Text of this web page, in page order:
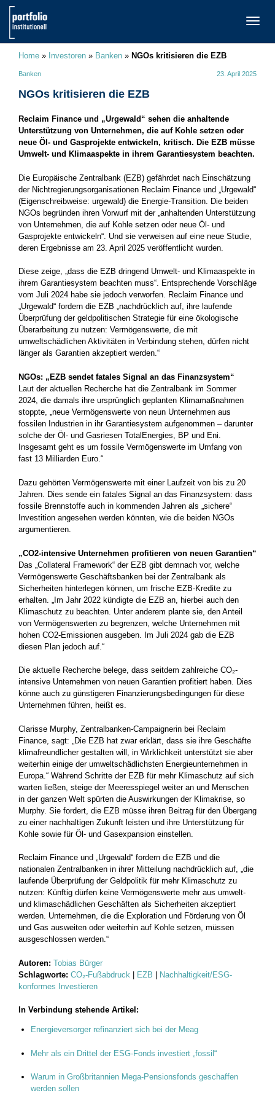
Home » Investoren » Banken » NGOs kritisieren die EZB
Banken 23. April 2025
NGOs kritisieren die EZB
Reclaim Finance und „Urgewald“ sehen die anhaltende
Unterstützung von Unternehmen, die auf Kohle setzen oder
neue Öl- und Gasprojekte entwickeln, kritisch. Die EZB müsse
Umwelt- und Klimaaspekte in ihrem Garantiesystem beachten.
Die Europäische Zentralbank (EZB) gefährdet nach Einschätzung
der Nichtregierungsorganisationen Reclaim Finance und „Urgewald“
(Eigenschreibweise: urgewald) die Energie-Transition. Die beiden
NGOs begründen ihren Vorwurf mit der „anhaltenden Unterstützung
von Unternehmen, die auf Kohle setzen oder neue Öl- und
Gasprojekte entwickeln“. Und sie verweisen auf eine neue Studie,
deren Ergebnisse am 23. April 2025 veröffentlicht wurden.
Diese zeige, „dass die EZB dringend Umwelt- und Klimaaspekte in
ihrem Garantiesystem beachten muss“. Entsprechende Vorschläge
vom Juli 2024 habe sie jedoch verworfen. Reclaim Finance und
„Urgewald“ fordern die EZB „nachdrücklich auf, ihre laufende
Überprüfung der geldpolitischen Strategie für eine ökologische
Überarbeitung zu nutzen: Vermögenswerte, die mit
umweltschädlichen Aktivitäten in Verbindung stehen, dürfen nicht
länger als Garantien akzeptiert werden.“
NGOs: „EZB sendet fatales Signal an das Finanzsystem“
Laut der aktuellen Recherche hat die Zentralbank im Sommer
2024, die damals ihre ursprünglich geplanten Klimamaßnahmen
stoppte, „neue Vermögenswerte von neun Unternehmen aus
fossilen Industrien in ihr Garantiesystem aufgenommen – darunter
solche der Öl- und Gasriesen TotalEnergies, BP und Eni.
Insgesamt geht es um fossile Vermögenswerte im Umfang von
fast 13 Milliarden Euro.“
Dazu gehörten Vermögenswerte mit einer Laufzeit von bis zu 20
Jahren. Dies sende ein fatales Signal an das Finanzsystem: dass
fossile Brennstoffe auch in kommenden Jahren als „sichere“
Investition angesehen werden könnten, wie die beiden NGOs
argumentieren.
„CO2-intensive Unternehmen profitieren von neuen Garantien“
Das „Collateral Framework“ der EZB gibt demnach vor, welche
Vermögenswerte Geschäftsbanken bei der Zentralbank als
Sicherheiten hinterlegen können, um frische EZB-Kredite zu
erhalten. „Im Jahr 2022 kündigte die EZB an, hierbei auch den
Klimaschutz zu beachten. Unter anderem plante sie, den Anteil
von Vermögenswerten zu begrenzen, welche Unternehmen mit
hohen CO2-Emissionen ausgeben. Im Juli 2024 gab die EZB
diesen Plan jedoch auf.“
Die aktuelle Recherche belege, dass seitdem zahlreiche CO₂-
intensive Unternehmen von neuen Garantien profitiert haben. Dies
könne auch zu günstigeren Finanzierungsbedingungen für diese
Unternehmen führen, heißt es.
Clarisse Murphy, Zentralbanken-Campaignerin bei Reclaim
Finance, sagt: „Die EZB hat zwar erklärt, dass sie ihre Geschäfte
klimafreundlicher gestalten will, in Wirklichkeit unterstützt sie aber
weiterhin einige der umweltschädlichsten Energieunternehmen in
Europa.“ Während Schritte der EZB für mehr Klimaschutz auf sich
warten ließen, steige der Meeresspiegel weiter an und Menschen
in der ganzen Welt spürten die Auswirkungen der Klimakrise, so
Murphy. Sie fordert, die EZB müsse ihren Beitrag für den Übergang
zu einer nachhaltigen Zukunft leisten und ihre Unterstützung für
Kohle sowie für Öl- und Gasexpansion einstellen.
Reclaim Finance und „Urgewald“ fordern die EZB und die
nationalen Zentralbanken in ihrer Mitteilung nachdrücklich auf, „die
laufende Überprüfung der Geldpolitik für mehr Klimaschutz zu
nutzen: Künftig dürfen keine Vermögenswerte mehr aus umwelt-
und klimaschädlichen Geschäften als Sicherheiten akzeptiert
werden. Unternehmen, die die Exploration und Förderung von Öl
und Gas ausweiten oder weiterhin auf Kohle setzen, müssen
ausgeschlossen werden.“
Autoren: Tobias Bürger
Schlagworte: CO₂-Fußabdruck | EZB | Nachhaltigkeit/ESG-
konformes Investieren
In Verbindung stehende Artikel:
Energieversorger refinanziert sich bei der Meag
Mehr als ein Drittel der ESG-Fonds investiert „fossil“
Warum in Großbritannien Mega-Pensionsfonds geschaffen
werden sollen